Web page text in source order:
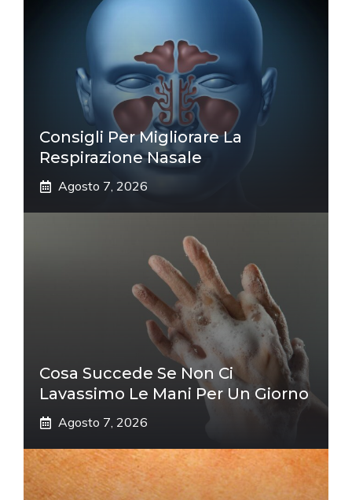
Consigli Per Migliorare La
Respirazione Nasale
Agosto 7, 2026
Cosa Succede Se Non Ci
Lavassimo Le Mani Per Un Giorno
Agosto 7, 2026